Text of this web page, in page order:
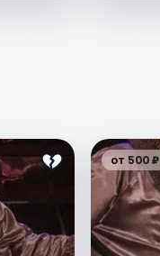
от 500 ₽